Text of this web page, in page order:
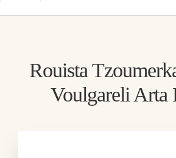
Rouista
Voulgareli Arta